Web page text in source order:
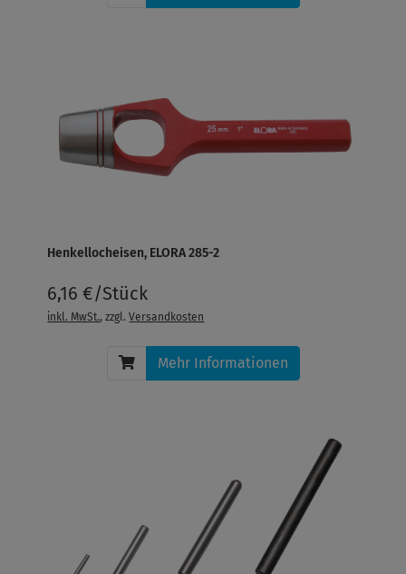
Henkellocheisen, ELORA 285-2
6,16 €/Stück
inkl. MwSt., zzgl.Versandkosten
Mehr Informationen